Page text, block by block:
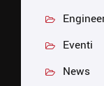
Eventi
News